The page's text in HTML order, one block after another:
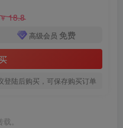
18.8
高级会员 免费
登陆后购买，可保存购买订单
。